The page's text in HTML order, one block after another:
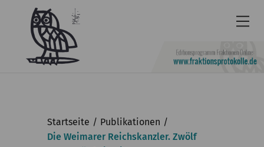
Leichte
Startseite
Publikationen
Die Weimarer Reichskanzler. Zwölf